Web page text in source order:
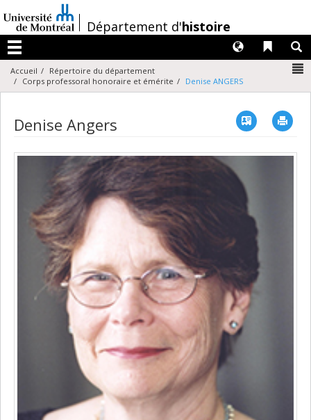
au
contenu
/Département d'histoire
Menu
Liens
Langues
Accueil
Répertoire du département
Corps professoral honoraire et émérite
Denise ANGERS
Denise Angers Vcard